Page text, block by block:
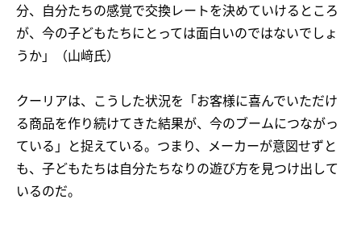
分、自分たちの感覚で交換レートを決めていけるところ
が、今の子どもたちにとっては面白いのではないでしょ
うか」（山﨑氏）
クーリアは、こうした状況を「お客様に喜んでいただけ
る商品を作り続けてきた結果が、今のブームにつながっ
ている」と捉えている。つまり、メーカーが意図せずと
も、子どもたちは自分たちなりの遊び方を見つけ出して
いるのだ。